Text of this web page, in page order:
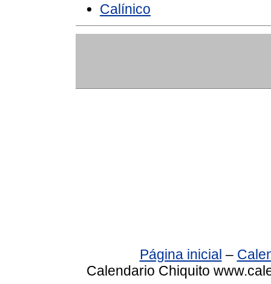
Calínico
Página inicial –
Calendario Chiquito